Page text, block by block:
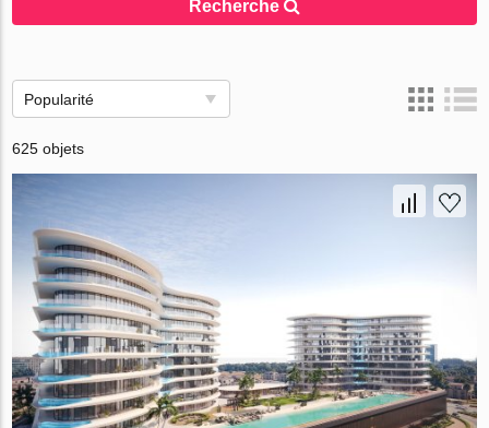
Recherche
Popularité
625 objets